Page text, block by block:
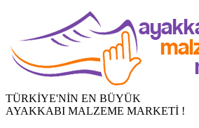
TÜRKİYE'NİN EN BÜYÜK
AYAKKABI MALZEME MARKETİ !